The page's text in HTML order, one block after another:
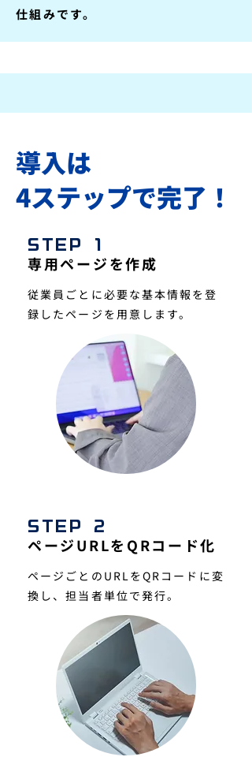
仕組みです。
導入は
4ステップで完了！
STEP 1
専用ページを作成
従業員ごとに必要な基本情報を登
録したページを用意します。
STEP 2
ページURLをQRコード化
ページごとのURLをQRコードに変
換し、担当者単位で発行。